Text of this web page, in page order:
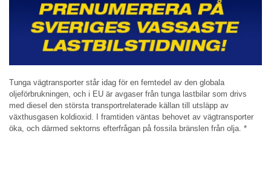
Tunga vägtransporter står idag för en femtedel av den globala
oljeförbrukningen, och i EU är avgaser från tunga lastbilar som drivs
med diesel den största transportrelaterade källan till utsläpp av
växthusgasen koldioxid. I framtiden väntas behovet av vägtransporter
öka, och därmed sektorns efterfrågan på fossila bränslen från olja. *